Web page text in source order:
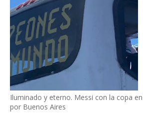
Iluminado y eterno. Messi con la copa
por Buenos Aires